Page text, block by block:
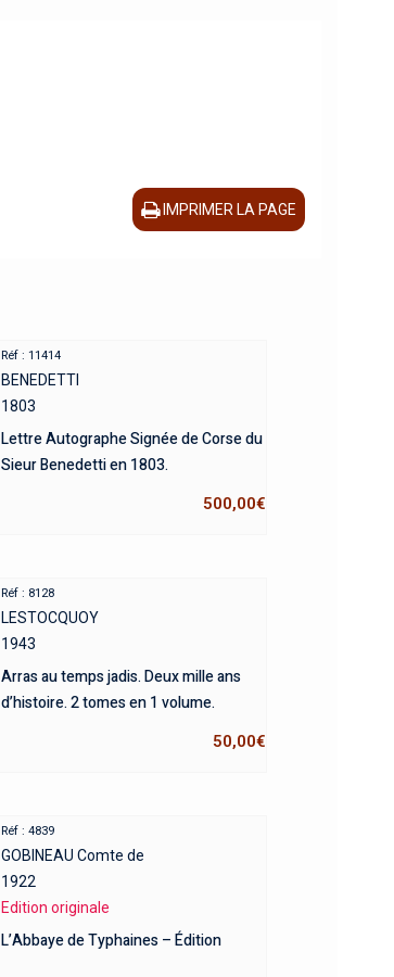
IMPRIMER LA PAGE
Réf : 11414
BENEDETTI
1803
Lettre Autographe Signée de Corse du
Sieur Benedetti en 1803.
500,00€
Réf : 8128
LESTOCQUOY
1943
Arras au temps jadis. Deux mille ans
d’histoire. 2 tomes en 1 volume.
50,00€
Réf : 4839
GOBINEAU Comte de
1922
Edition originale
L’Abbaye de Typhaines – Édition